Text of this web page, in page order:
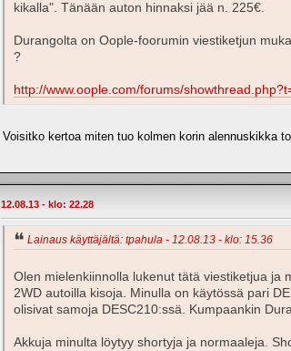
kikalla". Tänään auton hinnaksi jää n. 225€.
Durangolta on Oople-foorumin viestiketjun
?
http://www.oople.com/forums/
Voisitko kertoa miten tuo kolmen korin alennuskikka
12.08.13 - klo: 22.28
Lainaus käyttäjältä: tpahula - 12.08.13 - klo: 15.36
Olen mielenkiinnolla lukenut tätä viestiketjua ja
2WD autoilla kisoja. Minulla on käytössä pari
olisivat samoja DESC210:ssä. Kumpaankin
Akkuja minulta löytyy shortyja ja normaaleja.